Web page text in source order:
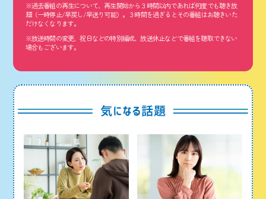
※過去番組の再生について、再生開始から３時間以内であれば何度でも聴き放
題（一時停止/早戻し/早送り可能）。３時間を過ぎるとその番組はお聴きいた
だけなくなります。
※放送時間の変更、祝日などの特別編成、放送休止などで番組を聴取できない
場合もございます。